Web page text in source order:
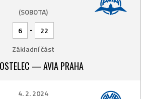
(SOBOTA)
6
-
22
Základní část
— AVIA PRAHA
4. 2. 2024